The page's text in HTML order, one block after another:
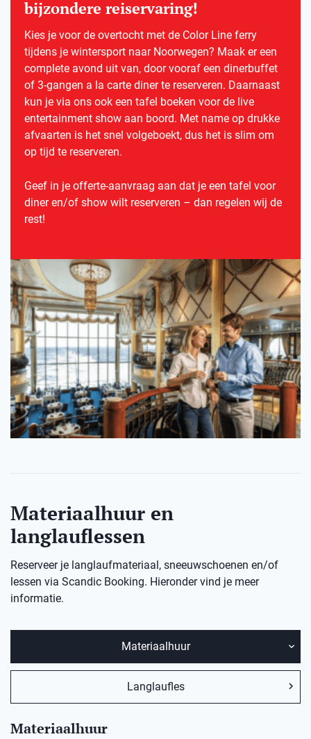
bijzondere reiservaring!
Kies je voor de overtocht met de Color Line ferry
tijdens je wintersport naar Noorwegen? Maak er een
complete avond uit van, door vooraf een dinerbuffet
of 3-gangen a la carte diner te reserveren. Daarnaast
kun je via ons ook een tafel boeken voor de live
entertainment show aan boord. Met name op drukke
afvaarten is het snel volgeboekt, dus het is slim om
op tijd te reserveren.
Geef in je offerte-aanvraag aan dat je een tafel voor
diner en/of show wilt reserveren – dan regelen wij de
rest!
Materiaalhuur en
langlauflessen
Reserveer je langlaufmateriaal, sneeuwschoenen en/of
lessen via Scandic Booking. Hieronder vind je meer
informatie.
Materiaalhuur
Langlaufles
Materiaalhuur